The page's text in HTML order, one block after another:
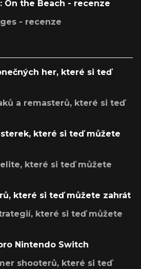
On the Beach - recenze
- recenze
her, které si teď
a remasterů, které si teď
které si teď můžete
které si teď můžete
které si teď můžete zahrát
které si teď můžete
Nintendo Switch
shooterů, které si teď